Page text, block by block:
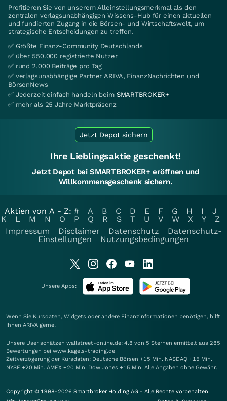
Profitieren Sie von unserem Alleinstellungsmerkmal als den
zentralen verlagsunabhängigen Wissens-Hub für einen aktuellen
und fundierten Zugang in die Börsen- und Wirtschaftswelt, um
strategische Entscheidungen zu treffen.
✅ Größte Finanz-Community Deutschlands
✅ über 550.000 registrierte Nutzer
✅ rund 2.000 Beiträge pro Tag
✅ verlagsunabhängige Partner ARIVA, FinanzNachrichten und
BörsenNews
✅ Jederzeit einfach handeln beim SMARTBROKER+
✅ mehr als 25 Jahre Marktpräsenz
Jetzt Depot sichern
Ihre Lieblingsaktie geschenkt!
Jetzt Depot bei SMARTBROKER+ eröffnen und
Willkommensgeschenk sichern.
Aktien von A - Z: # A B C D E F G H I
J
K
L M N O P Q R S T U V W X Y
Z
Impressum
Disclaimer Datenschutz
Datenschutz-
Einstellungen
Nutzungsbedingungen
Unsere Apps:
Wenn Sie Kursdaten, Widgets oder andere Finanzinformationen benötigen, hilft
Ihnen ARIVA gerne.
Unsere User schätzen wallstreet-online.de: 4.8 von 5 Sternen ermittelt aus 285
Bewertungen bei www.kagels-trading.de
Zeitverzögerung der Kursdaten: Deutsche Börsen +15 Min. NASDAQ +15 Min.
NYSE +20 Min. AMEX +20 Min. Dow Jones +15 Min. Alle Angaben ohne Gewähr.
Copyright © 1998-2026 Smartbroker Holding AG - Alle Rechte vorbehalten.